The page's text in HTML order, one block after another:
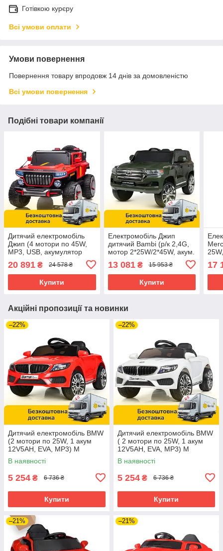
Готівкою курєру
Всі умови оплати
Умови повернення
Повернення товару впродовж 14 днів за домовленістю
Всі умови повернення
Подібні товари компанії
Дитячий електромобіль
Джип (4 мотори по 45W,
MP3, USB, акумулятор
Bambi M 5075EBLR-3
Червоний
20 891 ₴ 24 578 ₴
Купити
Електромобіль Джип
дитячий Bambi (р/к 2,4G,
мотор 2*25W/2*45W, акум.
1*24V5AH, TF, USB, MP3)
JJ2022EBLR-10(24V) Хакі
13 081₴ 15 953 ₴
Купити
M
17
Акційні пропозиції та новинки
–22%
Дитячий електромобіль BMW
(2 мотори по 25W, 1 акум
12V5AH, EVA, MP3) M
3987EBLR-3 Червоний
В наявності
5 254 ₴ 6 736 ₴
Купити
–22%
Дитячий електромобіль BMW
( 2 мотори по 25W, 1 акум
12V5AH, EVA, MP3) M
3987EBLR-1 Білий
В наявності
5 254 ₴ 6 736 ₴
Купити
–21% –21%